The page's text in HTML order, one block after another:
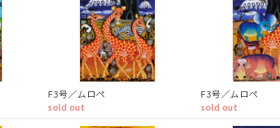
F3号／ムロペ
sold out
F3号／ムロペ
sold out